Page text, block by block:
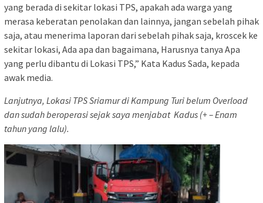
yang berada di sekitar lokasi TPS, apakah ada warga yang
merasa keberatan penolakan dan lainnya, jangan sebelah pihak
saja, atau menerima laporan dari sebelah pihak saja, kroscek ke
sekitar lokasi, Ada apa dan bagaimana, Harusnya tanya Apa
yang perlu dibantu di Lokasi TPS,” Kata Kadus Sada, kepada
awak media.
Lanjutnya, Lokasi TPS Sriamur di Kampung Turi belum Overload
dan sudah beroperasi sejak saya menjabat Kadus (+ – Enam
tahun yang lalu).